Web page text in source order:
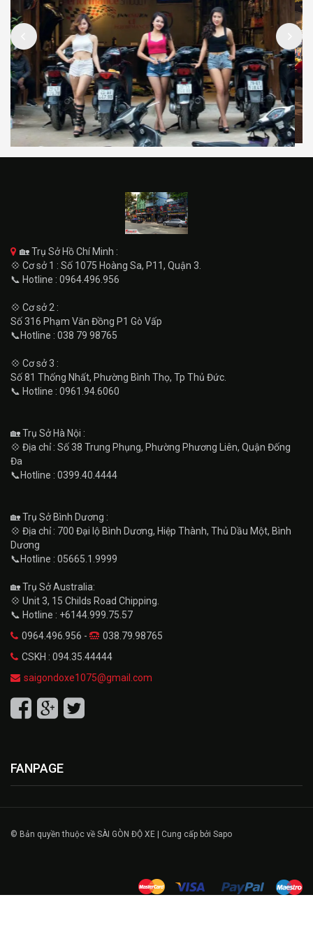
🏡 Trụ Sở Hồ Chí Minh :
💠 Cơ sở 1 : Số 1075 Hoàng Sa, P11, Quận 3.
📞 Hotline : 0964.496.956
💠 Cơ sở 2 :
Số 316 Phạm Văn Đồng P1 Gò Vấp
📞Hotline : 038 79 98765
💠 Cơ sở 3 :
Số 81 Thống Nhất, Phường Bình Thọ, Tp Thủ Đức.
📞 Hotline : 0961.94.6060
🏡 Trụ Sở Hà Nội :
💠 Địa chỉ : Số 38 Trung Phụng, Phường Phương Liên, Quận Đống
Đa
📞Hotline : 0399.40.4444
🏡 Trụ Sở Bình Dương :
💠 Địa chỉ : 700 Đại lộ Bình Dương, Hiệp Thành, Thủ Dầu Một, Bình
Dương
📞Hotline : 05665.1.9999
🏡 Trụ Sở Australia:
💠 Unit 3, 15 Childs Road Chipping.
📞 Hotline : +6144.999.75.57
0964.496.956 -
038.79.98765
CSKH : 094.35.44444
saigondoxe1075@gmail.com
FANPAGE
© Bản quyền thuộc về SÀI GÒN ĐỘ XE | Cung cấp bởi Sapo